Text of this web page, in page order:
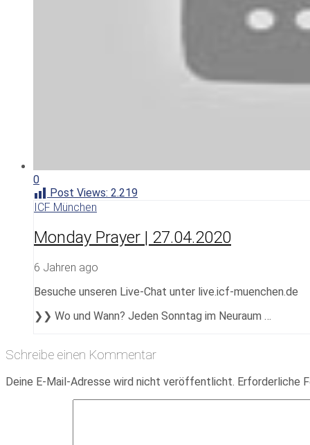
0
Post Views: 2.219
ICF München
Monday Prayer | 27.04.2020
6 Jahren ago
Besuche unseren Live-Chat unter live.icf-muenchen.de
❯❯ Wo und Wann? Jeden Sonntag im Neuraum …
Schreibe einen Kommentar
Deine E-Mail-Adresse wird nicht veröffentlicht. Erforderliche